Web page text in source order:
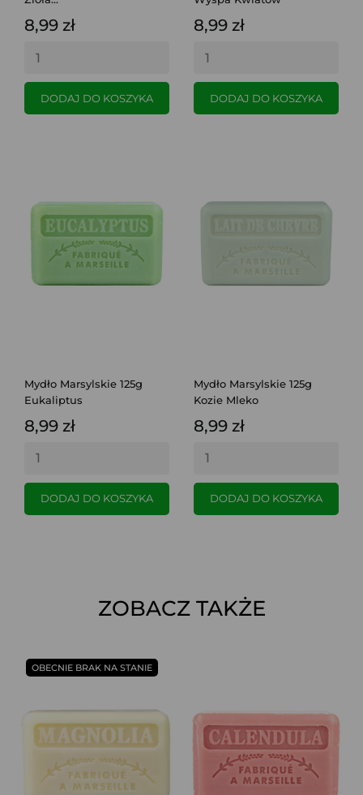
8,99 zł
DODAJ DO KOSZYKA
8,99 zł
DODAJ DO KOSZYKA
Mydło Marsylskie 125g
Eukaliptus
8,99 zł
DODAJ DO KOSZYKA
Mydło Marsylskie 125g
Kozie Mleko
8,99 zł
DODAJ DO KOSZYKA
ZOBACZ TAKŻE
OBECNIE BRAK NA STANIE